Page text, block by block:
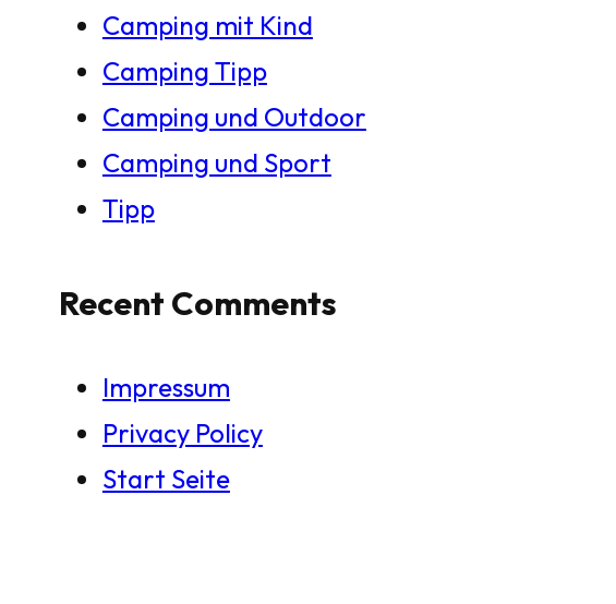
Camping mit Kind
Camping Tipp
Camping und Outdoor
Camping und Sport
Tipp
Recent Comments
Impressum
Privacy Policy
Start Seite